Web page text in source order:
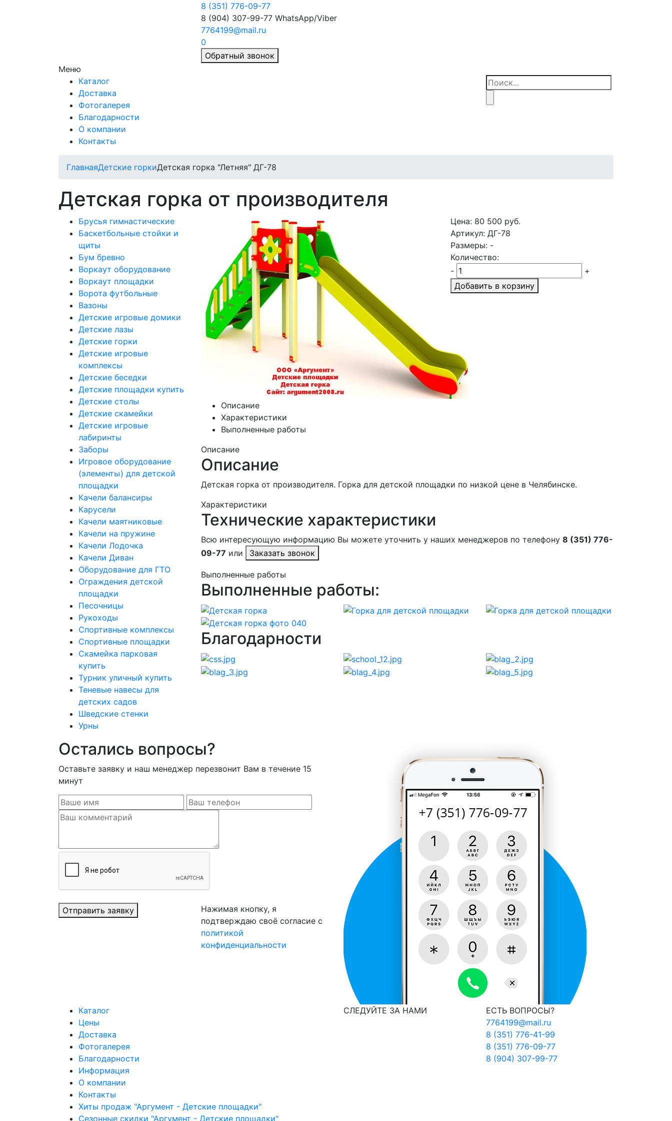
8 (351) 776-09-77
8 (904) 307-99-77 WhatsApp/Viber
7764199@mail.ru
0
Обратный звонок
Меню
Каталог
Доставка
Фотогалерея
Благодарности
О компании
Контакты
ГлавнаяДетские горкиДетская горка "Летняя" ДГ-78
Детская горка от производителя
Брусья гимнастические
Баскетбольные стойки и
щиты
Бум бревно
Воркаут оборудование
Воркаут площадки
Ворота футбольные
Вазоны
Детские игровые домики
Детские лазы
Детские горки
Детские игровые
комплексы
Детские беседки
Детские площадки купить
Детские столы
Детские скамейки
Детские игровые
лабиринты
Заборы
Игровое оборудование
(элементы) для детской
площадки
Качели балансиры
Карусели
Качели маятниковые
Качели на пружине
Качели Лодочка
Качели Диван
Оборудование для ГТО
Ограждения детской
площадки
Песочницы
Рукоходы
Спортивные комплексы
Спортивные площадки
Скамейка парковая
купить
Турник уличный купить
Теневые навесы для
детских садов
Шведские стенки
Урны
Цена: 80 500 руб.
Артикул: ДГ-78
Размеры: -
Количество:
-
+
Добавить в корзину
Описание
Характеристики
Выполненные работы
Описание
Описание
Детская горка от производителя. Горка для детской площадки по низкой цене в Челябинске.
Характеристики
Технические характеристики
Всю интересующую информацию Вы можете уточнить у наших менеджеров по телефону 8 (351) 776-
09-77 или Заказать звонок
Выполненные работы
Выполненные работы:
Благодарности
Остались вопросы?
Оставьте заявку и наш менеджер перезвонит Вам в течение 15
минут
Отправить заявку
Нажимая кнопку, я
подтверждаю своё согласие с
политикой
конфиденциальности
Каталог
Цены
Доставка
Фотогалерея
Благодарности
Информация
О компании
Контакты
Хиты продаж "Аргумент - Детские площадки"
Сезонные скидки "Аргумент - Детские площадки"
СЛЕДУЙТЕ ЗА НАМИ
ЕСТЬ ВОПРОСЫ?
7764199@mail.ru
8 (351) 776-41-99
8 (351) 776-09-77
8 (904) 307-99-77